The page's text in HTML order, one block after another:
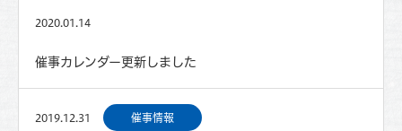
2020.01.14
催事カレンダー更新しました
2019.12.31 催事情報